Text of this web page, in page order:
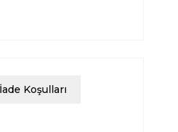
İade Koşulları